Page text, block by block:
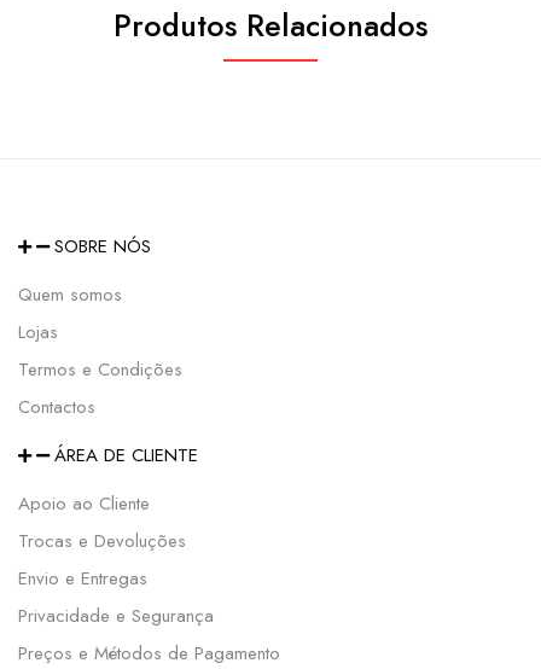
Produtos Relacionados
SOBRE NÓS
Quem somos
Lojas
Termos e Condições
Contactos
ÁREA DE CLIENTE
Apoio ao Cliente
Trocas e Devoluções
Envio e Entregas
Privacidade e Segurança
Preços e Métodos de Pagamento